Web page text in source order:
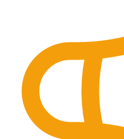
Studio Collegamenti
Consulenza SEO
Come funziona
Lingua
🇪🇸 ES
🇬🇧 EN 🇫🇷 FR 🇩🇪 DE
Accedi